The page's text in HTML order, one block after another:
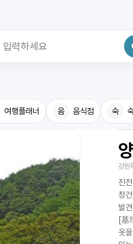
여행플래너 음 음식점 숙
국내
고
음
강원
진
창
발
[基
옷